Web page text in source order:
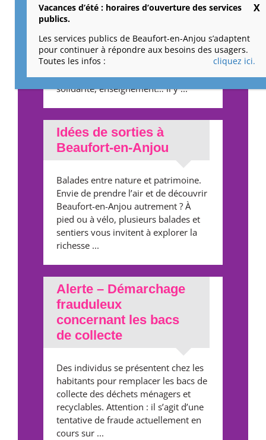
Les vendredi 4 et samedi 5
septembre, le Forum des
associations revient pour vous faire
découvrir la richesse du tissu
associatif local : sport, culture, loisirs,
solidarité, enseignement… il y ...
Idées de sorties à
Beaufort-en-Anjou
Balades entre nature et patrimoine.
Envie de prendre l’air et de découvrir
Beaufort-en-Anjou autrement ? À
pied ou à vélo, plusieurs balades et
sentiers vous invitent à explorer la
richesse ...
Alerte – Démarchage
frauduleux
concernant les bacs
de collecte
Des individus se présentent chez les
habitants pour remplacer les bacs de
collecte des déchets ménagers et
recyclables. Attention : il s’agit d’une
tentative de fraude actuellement en
cours sur ...
Vacances d’été : horaires d’ouverture des services
publics.
Les services publics de Beaufort-en-Anjou s’adaptent
pour continuer à répondre aux besoins des usagers.
Toutes les infos :
cliquez ici.